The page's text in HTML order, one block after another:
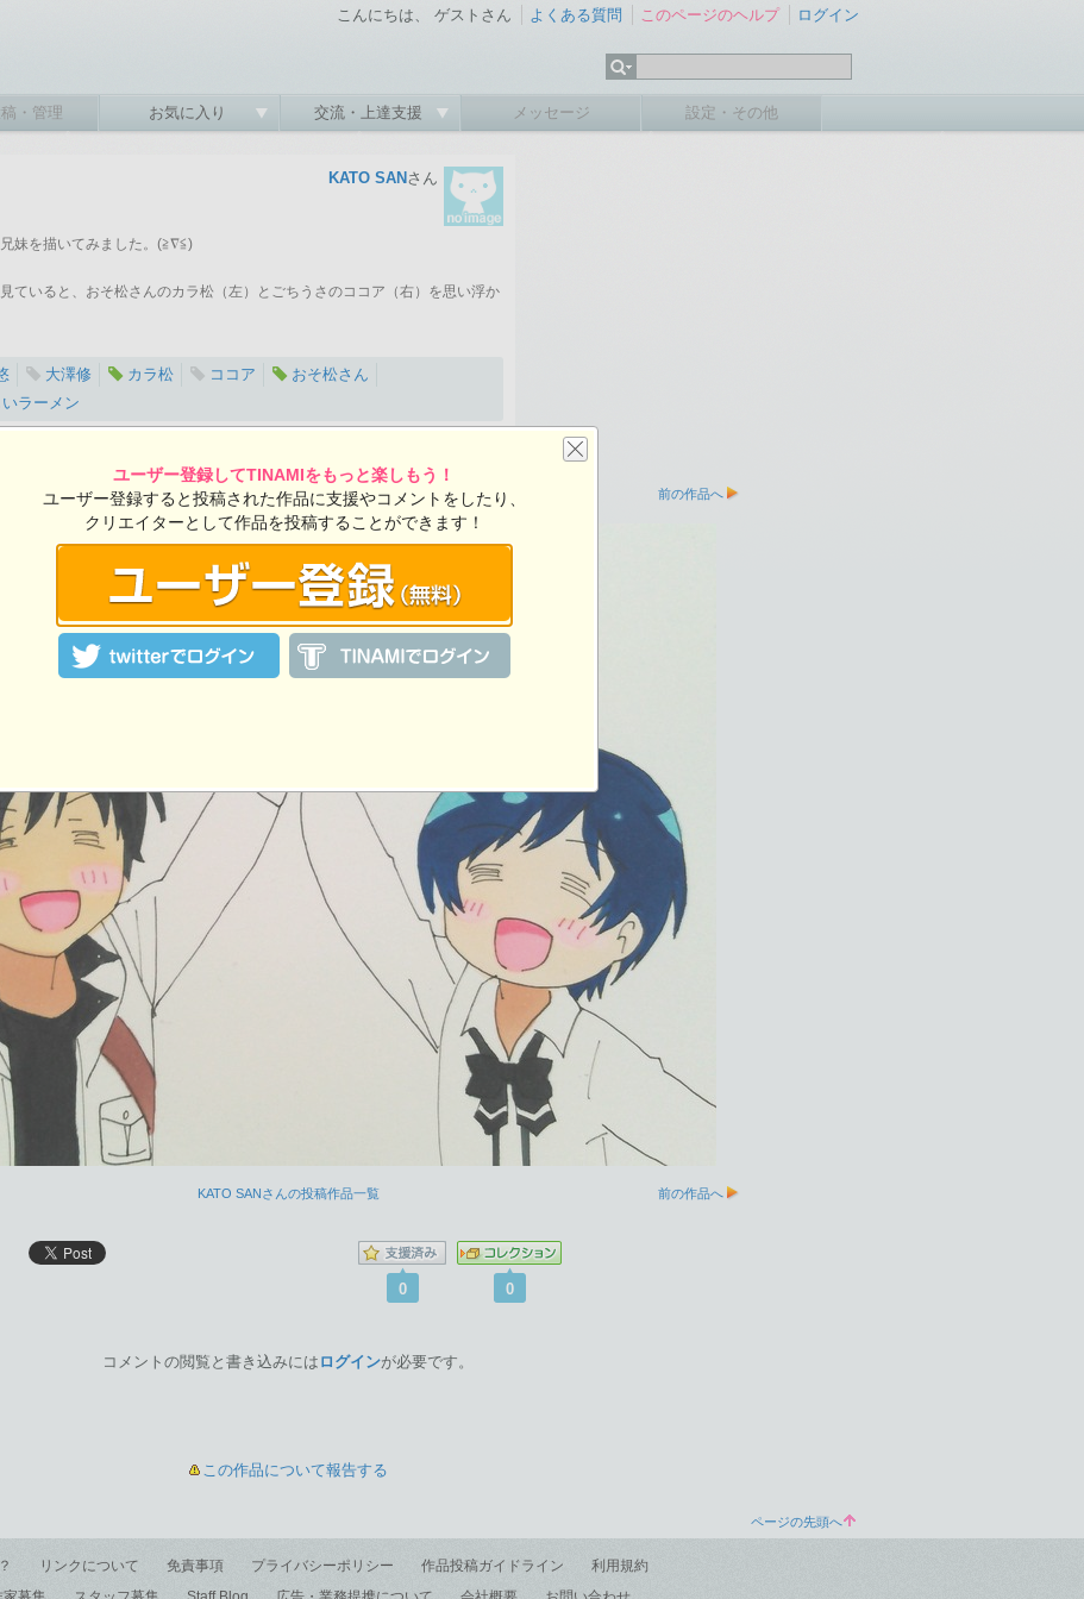
こんにちは、 ゲストさん よくある質問 このページのヘルプ ログイン
・管理 お気に入り 交流・上達支援 メッセージ 設定・その他
KATO SAN さん
妹を描いてみました。(≧∇≦)
ていると、おそ松さんのカラ松（左）とごちうさのココア（右）を思い浮か
大澤修 カラ松 ココア
おそ松さん
ラーメン
KATO SANさんの投稿作品一覧 前の作品へ
覧ユーザー数：1346
KATO SANさんの投稿作品一覧 前の作品へ
0 0
コメントの閲覧と書き込みには ログインが必要です。
この作品について報告する
ページの先頭へ
リンクについて 免責事項 プライバシーポリシー 作品投稿ガイドライン
利用規約
ユーザー登録してTINAMIをもっと楽しもう！
ユーザー登録すると投稿された作品に支援やコメントをしたり、
クリエイターとして作品を投稿することができます！